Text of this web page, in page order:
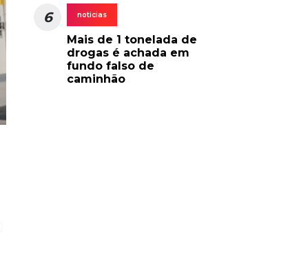
6 noticias
Mais de 1 tonelada de
drogas é achada em
fundo falso de
caminhão